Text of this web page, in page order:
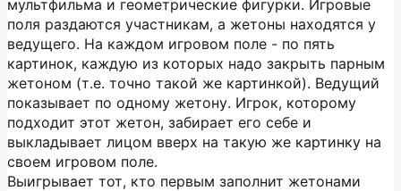
мультфильма и геометрические фигурки. Игровые
поля раздаются участникам, а жетоны находятся у
ведущего. На каждом игровом поле - по пять
картинок, каждую из которых надо закрыть парным
жетоном (т.е. точно такой же картинкой). Ведущий
показывает по одному жетону. Игрок, которому
подходит этот жетон, забирает его себе и
выкладывает лицом вверх на такую же картинку на
своем игровом поле.
Выигрывает тот, кто первым заполнит жетонами